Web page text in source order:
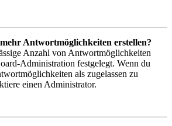
Antwortmöglichkeiten erstellen?
Anzahl von Antwortmöglichkeiten
Administration festgelegt. Wenn du
als zugelassen zu
einen Administrator.